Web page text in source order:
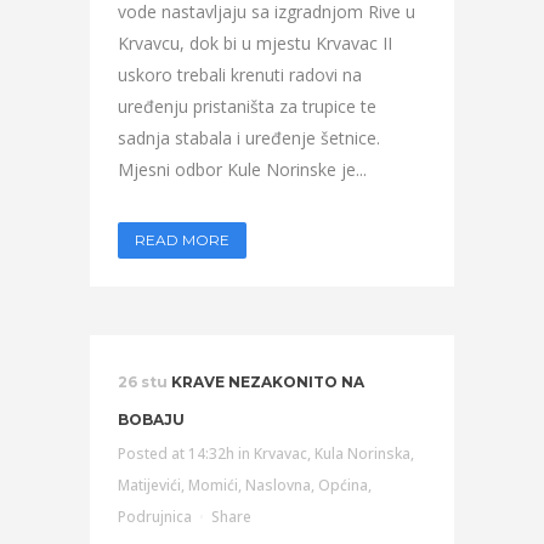
vode nastavljaju sa izgradnjom Rive u
Krvavcu, dok bi u mjestu Krvavac II
uskoro trebali krenuti radovi na
uređenju pristaništa za trupice te
sadnja stabala i uređenje šetnice.
Mjesni odbor Kule Norinske je...
READ MORE
26 stu KRAVE NEZAKONITO NA
BOBAJU
Posted at 14:32h in Krvavac, Kula Norinska,
Matijevići, Momići, Naslovna, Općina,
Podrujnica
Share